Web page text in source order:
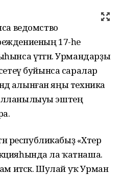
ведомство
17-һе
үтәгән. Урмандарҙы
буйынса саралар
алынған яңы техника
эштең
республикабыҙ «Хәтер
ла ҡатнаша.
итәсәк. Шулай уҡ Урман